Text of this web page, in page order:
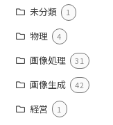
未分類 1
物理 4
画像処理 31
画像生成 42
経営 1